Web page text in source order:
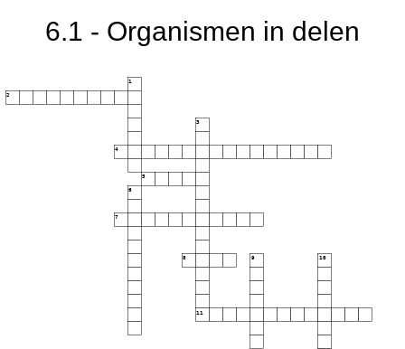
6.1 - Organismen in delen
1
2
3
4
5
6
7
8 9 10
11